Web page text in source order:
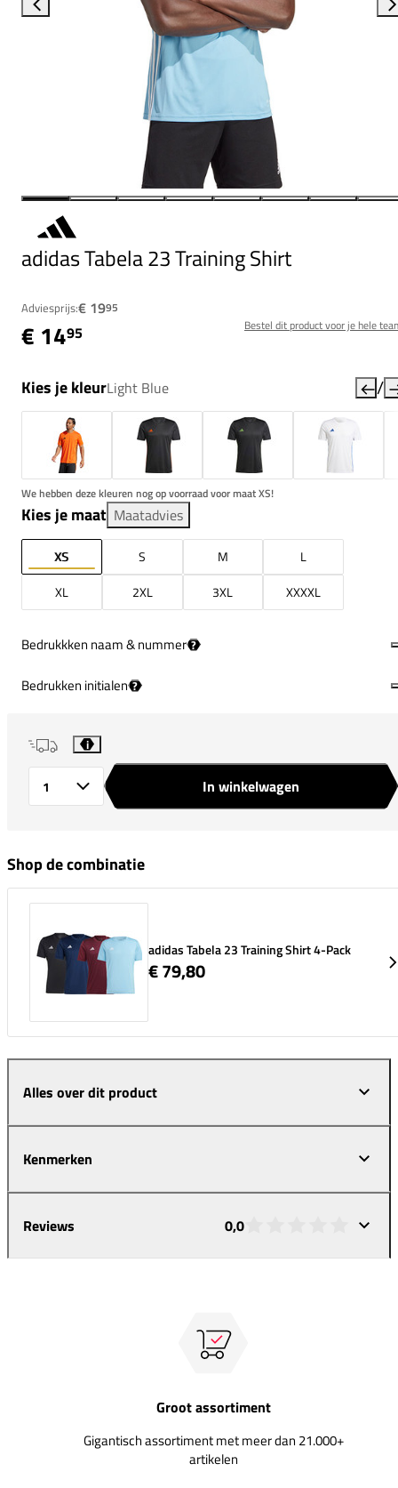
adidas Tabela 23 Training Shirt
Adviesprijs:€ 1995
€ 1495 Bestel dit product voor je hele
Kies je kleurLight Blue /
We hebben deze kleuren nog op voorraad voor maat XS!
Kies je maat Maatadvies
XS S M
L
XL
2XL 3XL XXXXL
Bedrukkken naam & nummer ?
Bedrukken initialen ?
i
In winkelwagen
Shop de combinatie
adidas Tabela 23 Training Shirt 4-Pack
€ 79,80
Alles over dit product
Kenmerken
Reviews 0,0
Groot assortiment
Gigantisch assortiment met meer dan 21.000+
artikelen